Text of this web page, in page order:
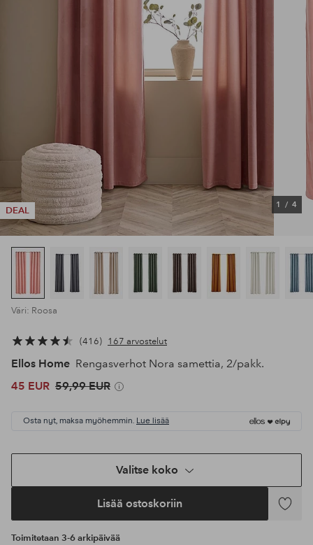
DEAL
1 / 4
Väri: Roosa
416 167 arvostelut
Ellos Home Rengasverhot Nora samettia, 2/pakk.
45 EUR 59,99 EUR
Osta nyt, maksa myöhemmin. Lue lisää
Valitse koko
Lisää ostoskoriin
Lisää
Toimitetaan 3-6 arkipäivää